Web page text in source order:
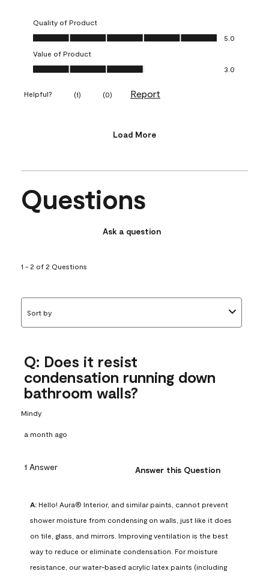
Quality of Product
Quality of Product, 5.0 out of 5
5.0
Value of Product
Value of Product, 3.0 out of 5
3.0
Helpful? (1) (0) Report
Load More
Questions
Ask a question
1 - 2 of 2 Questions
Sort by
Q: Does it resist
condensation running down
bathroom walls?
Mindy
a month ago
1 Answer Answer this Question
A: Hello! Aura® Interior, and similar paints, cannot prevent
shower moisture from condensing on walls, just like it does
on tile, glass, and mirrors. Improving ventilation is the best
way to reduce or eliminate condensation. For moisture
resistance, our water-based acrylic latex paints (including